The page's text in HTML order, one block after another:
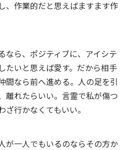
、作業的だと思えばますます作
なら、ポジティブに、アイシテ
たいと思えば愛す。だから相手
間なら前へ進める。人の足を引
離れたらいい。言霊で私が傷つ
ざ行かなくてもいい。
が一人でもいるのならその方か